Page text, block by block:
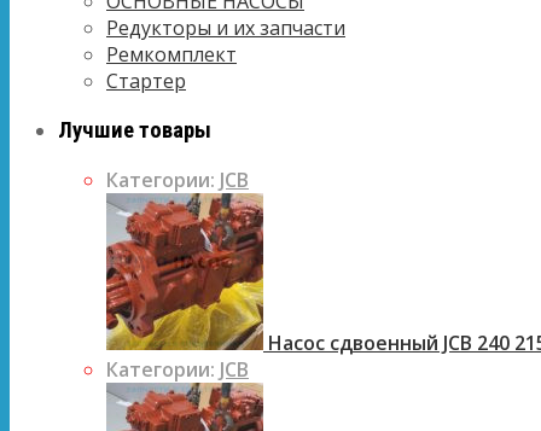
Редукторы и их запчасти
Ремкомплект
Стартер
Лучшие товары
Категории: JCB
Насос сдвоенный JCB 240
Категории: JCB